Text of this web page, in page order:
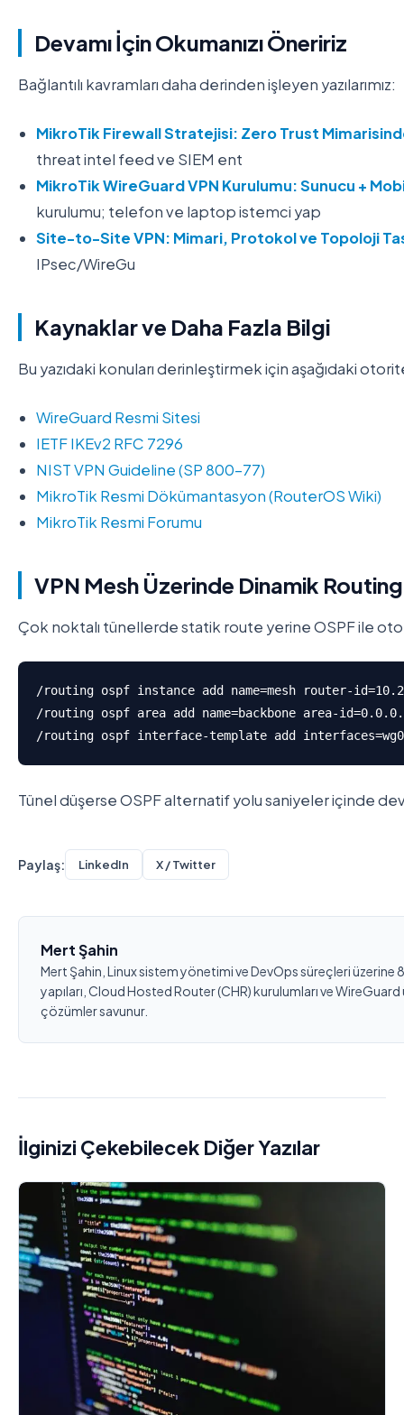
Devamı İçin Okumanızı Öneririz
Bağlantılı kavramları daha derinden işleyen yazılarımız:
MikroTik Firewall Stratejisi: Zero Trust
threat intel feed ve SIEM ent
MikroTik WireGuard VPN Kurulumu: Sunucu +
kurulumu; telefon ve laptop istemci yap
Site-to-Site VPN: Mimari, Protokol ve Topoloji
IPsec/WireGu
Kaynaklar ve Daha Fazla Bilgi
Bu yazıdaki konuları derinleştirmek için aşağıdaki
WireGuard Resmi Sitesi
IETF IKEv2 RFC 7296
NIST VPN Guideline (SP 800-77)
MikroTik Resmi Dökümantasyon (RouterOS Wiki)
MikroTik Resmi Forumu
VPN Mesh Üzerinde Dinamik Routing
Çok noktalı tünellerde statik route yerine OSPF ile
/routing ospf instance add name=mesh router-
/routing ospf area add name=backbone area-
/routing ospf interface-template add interfaces=wg0
Tünel düşerse OSPF alternatif yolu saniyeler içinde
Paylaş: LinkedIn X / Twitter
Mert Şahin
Mert Şahin, Linux sistem yönetimi ve DevOps süreçleri üzerine
yapıları, Cloud Hosted Router (CHR) kurulumları ve
çözümler savunur.
İlginizi Çekebilecek Diğer Yazılar